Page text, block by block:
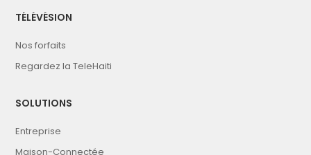
TÉLÉVÉSION
Nos forfaits
Regardez la TeleHaiti
SOLUTIONS
Entreprise
Maison-Connectée